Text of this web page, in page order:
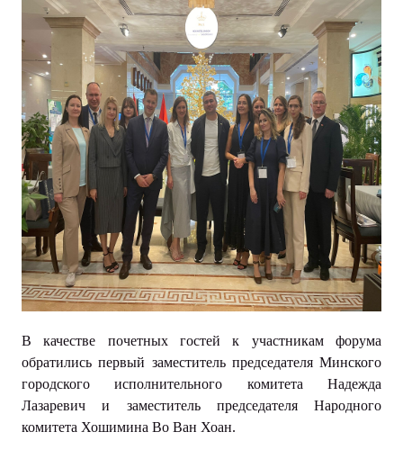
В качестве почетных гостей к участникам форума
обратились первый заместитель председателя Минского
городского исполнительного комитета Надежда
Лазаревич и заместитель председателя Народного
комитета Хошимина Во Ван Хоан.